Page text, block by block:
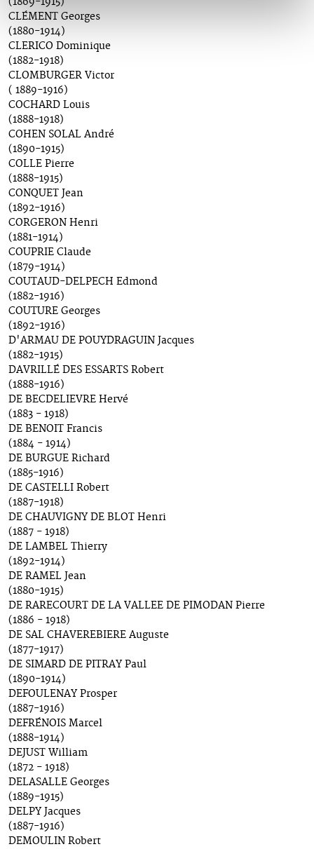
CLÉMENT Georges
(1880-1914)
CLERICO Dominique
(1882-1918)
CLOMBURGER Victor
( 1889-1916)
COCHARD Louis
(1888-1918)
COHEN SOLAL André
(1890-1915)
COLLE Pierre
(1888-1915)
CONQUET Jean
(1892-1916)
CORGERON Henri
(1881-1914)
COUPRIE Claude
(1879-1914)
COUTAUD-DELPECH Edmond
(1882-1916)
COUTURE Georges
(1892-1916)
D'ARMAU DE POUYDRAGUIN Jacques
(1882-1915)
DAVRILLÉ DES ESSARTS Robert
(1888-1916)
DE BECDELIEVRE Hervé
(1883 - 1918)
DE BENOIT Francis
(1884 - 1914)
DE BURGUE Richard
(1885-1916)
DE CASTELLI Robert
(1887-1918)
DE CHAUVIGNY DE BLOT Henri
(1887 - 1918)
DE LAMBEL Thierry
(1892-1914)
DE RAMEL Jean
(1880-1915)
DE RARECOURT DE LA VALLEE DE PIMODAN Pierre
(1886 - 1918)
DE SAL CHAVEREBIERE Auguste
(1877-1917)
DE SIMARD DE PITRAY Paul
(1890-1914)
DEFOULENAY Prosper
(1887-1916)
DEFRÉNOIS Marcel
(1888-1914)
DEJUST William
(1872 - 1918)
DELASALLE Georges
(1889-1915)
DELPY Jacques
(1887-1916)
DEMOULIN Robert